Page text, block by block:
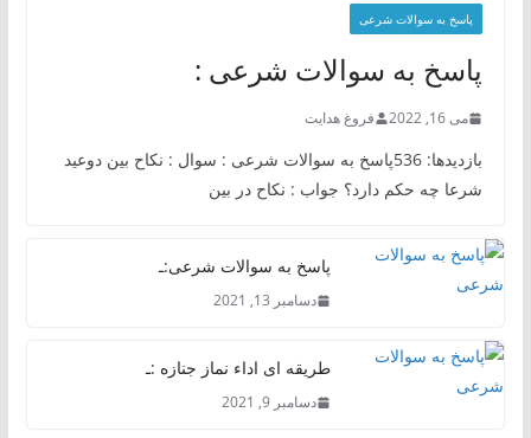
پاسخ به سوالات شرعی
پاسخ به سوالات شرعی :
می 16, 2022 فروغ هدایت
بازدیدها: 536پاسخ به سوالات شرعی : سوال : نکاح بین دوعید
شرعا چه حکم دارد؟ جواب : نکاح در بین
پاسخ به سوالات شرعی:ـ
دسامبر 13, 2021
طریقه ای اداء نماز جنازه :ـ
دسامبر 9, 2021